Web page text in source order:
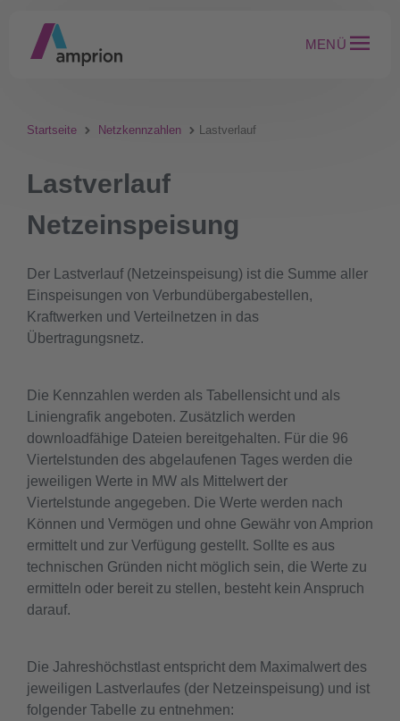
MENÜ
Startseite Netzkennzahlen Lastverlauf
Lastverlauf
Netzeinspeisung
Der Lastverlauf (Netzeinspeisung) ist die Summe aller
Einspeisungen von Verbundübergabestellen,
Kraftwerken und Verteilnetzen in das
Übertragungsnetz.
Die Kennzahlen werden als Tabellensicht und als
Liniengrafik angeboten. Zusätzlich werden
downloadfähige Dateien bereitgehalten. Für die 96
Viertelstunden des abgelaufenen Tages werden die
jeweiligen Werte in MW als Mittelwert der
Viertelstunde angegeben. Die Werte werden nach
Können und Vermögen und ohne Gewähr von Amprion
ermittelt und zur Verfügung gestellt. Sollte es aus
technischen Gründen nicht möglich sein, die Werte zu
ermitteln oder bereit zu stellen, besteht kein Anspruch
darauf.
Die Jahreshöchstlast entspricht dem Maximalwert des
jeweiligen Lastverlaufes (der Netzeinspeisung) und ist
folgender Tabelle zu entnehmen: